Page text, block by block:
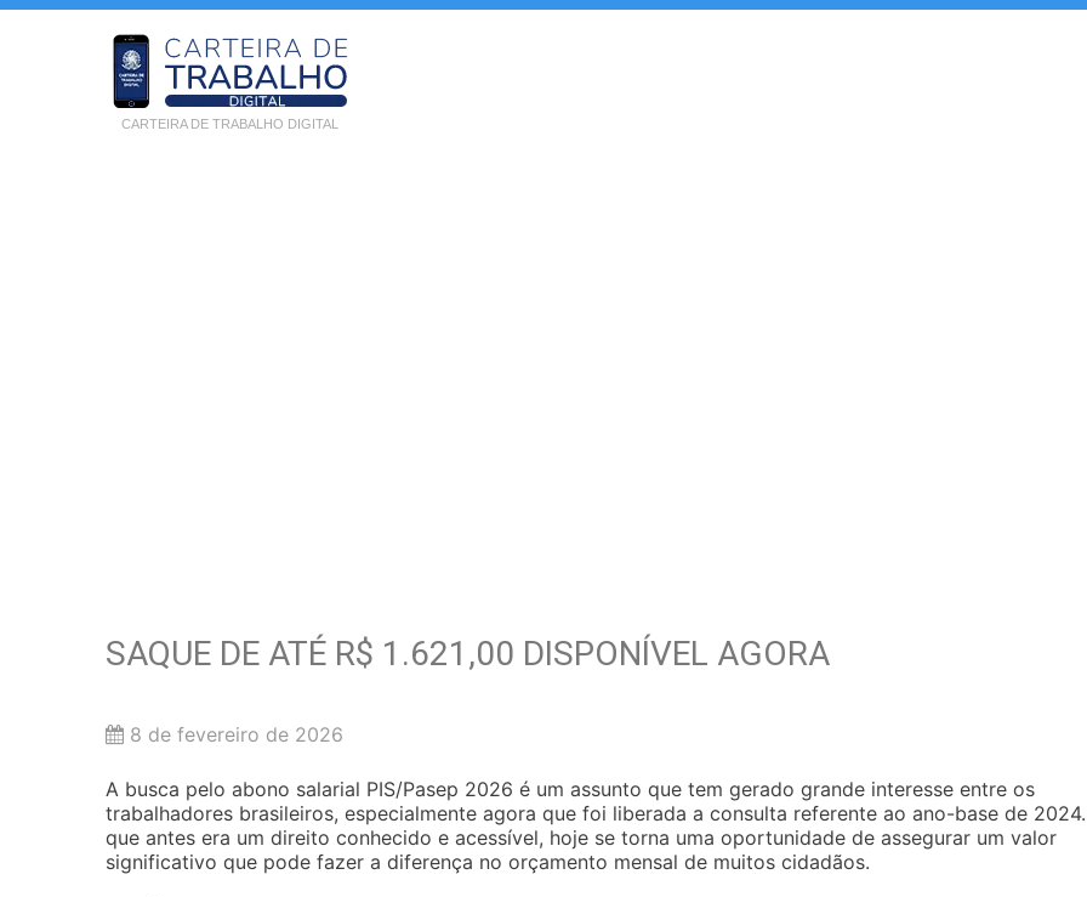
CARTEIRA DE TRABALHO DIGITAL
SAQUE DE ATÉ R$ 1.621,00 DISPONÍVEL AGORA
8 de fevereiro de 2026
A busca pelo abono salarial PIS/Pasep 2026 é um assunto que tem gerado grande interesse entre os
trabalhadores brasileiros, especialmente agora que foi liberada a consulta referente ao ano-base de
que antes era um direito conhecido e acessível, hoje se torna uma oportunidade de assegurar um valor
significativo que pode fazer a diferença no orçamento mensal de muitos cidadãos.